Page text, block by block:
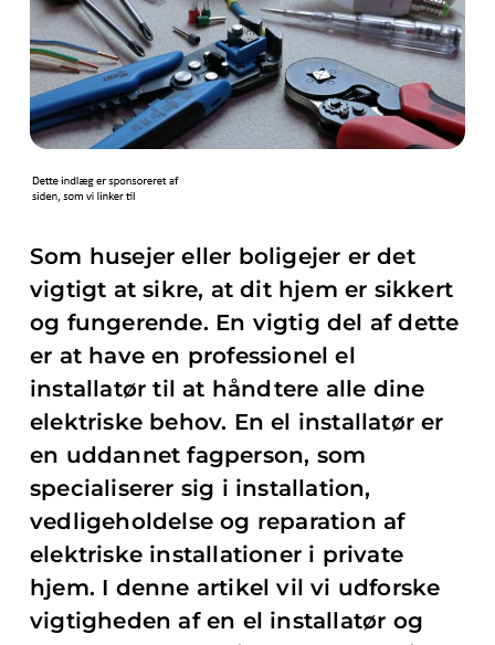
Som husejer eller boligejer er det
vigtigt at sikre, at dit hjem er sikkert
og fungerende. En vigtig del af dette
er at have en professionel el
installatør til at håndtere alle dine
elektriske behov. En el installatør er
en uddannet fagperson, som
specialiserer sig i installation,
vedligeholdelse og reparation af
elektriske installationer i private
hjem. I denne artikel vil vi udforske
vigtigheden af en el installatør og